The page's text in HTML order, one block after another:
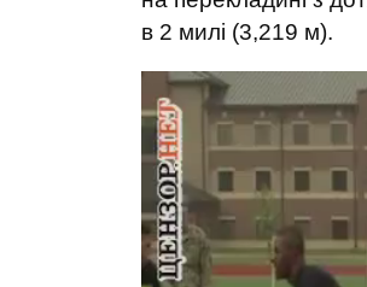
в 2 милі (3,219 м).